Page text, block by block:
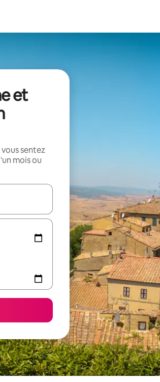
et
sentez
mois ou
les flèches vers le haut et vers le bas pour